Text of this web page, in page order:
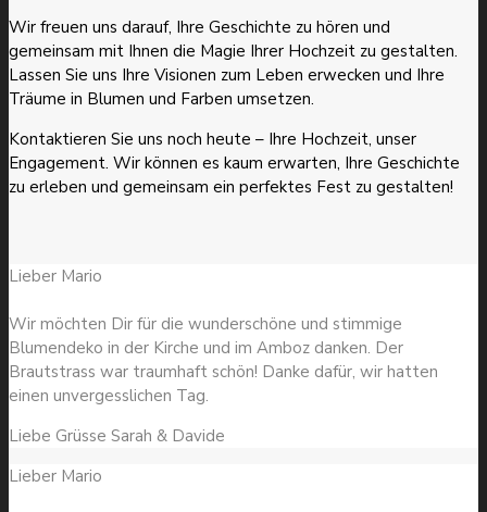
Wir freuen uns darauf, Ihre Geschichte zu hören und
gemeinsam mit Ihnen die Magie Ihrer Hochzeit zu gestalten.
Lassen Sie uns Ihre Visionen zum Leben erwecken und Ihre
Träume in Blumen und Farben umsetzen.
Kontaktieren Sie uns noch heute – Ihre Hochzeit, unser
Engagement. Wir können es kaum erwarten, Ihre Geschichte
zu erleben und gemeinsam ein perfektes Fest zu gestalten!
Lieber Mario
Wir möchten Dir für die wunderschöne und stimmige
Blumendeko in der Kirche und im Amboz danken. Der
Brautstrass war traumhaft schön! Danke dafür, wir hatten
einen unvergesslichen Tag.
Liebe Grüsse Sarah & Davide
Lieber Mario